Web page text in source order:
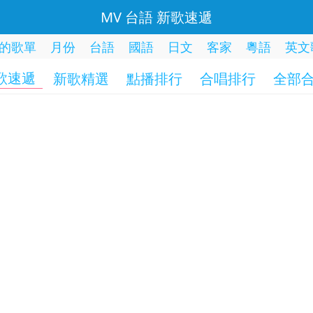
MV 台語 新歌速遞
歌單 月份 台語 國語 日文 客家 粵語 英
速遞 新歌精選 點播排行 合唱排行 全部